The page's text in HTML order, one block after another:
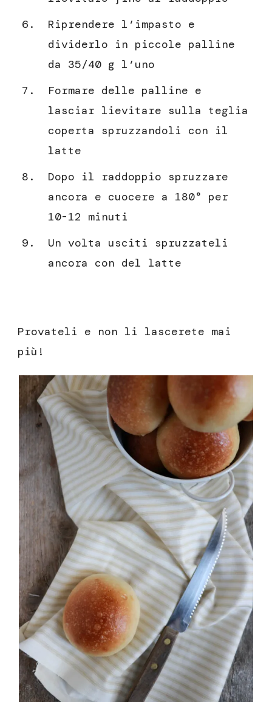
Riprendere l’impasto e
dividerlo in piccole palline
da 35/40 g l’uno
Formare delle palline e
lasciar lievitare sulla teglia
coperta spruzzandoli con il
latte
Dopo il raddoppio spruzzare
ancora e cuocere a 180° per
10-12 minuti
Un volta usciti spruzzateli
ancora con del latte
Provateli e non li lascerete mai
più!